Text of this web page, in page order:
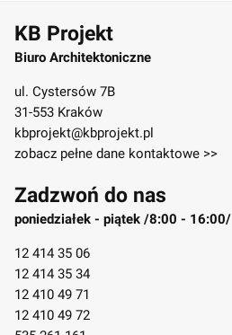
KB Projekt
Biuro Architektoniczne
ul. Cystersów 7B
31-553 Kraków
kbprojekt@kbprojekt.pl
zobacz pełne dane kontaktowe >>
Zadzwoń do nas
poniedziałek - piątek /8:00 - 16:00/
12 414 35 06
12 414 35 34
12 410 49 71
12 410 49 72